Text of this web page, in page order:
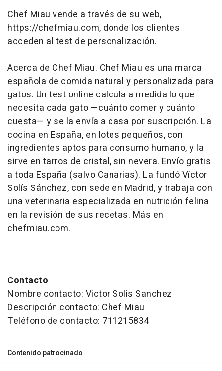
Chef Miau vende a través de su web,
https://chefmiau.com, donde los clientes
acceden al test de personalización.
Acerca de Chef Miau. Chef Miau es una marca
española de comida natural y personalizada para
gatos. Un test online calcula a medida lo que
necesita cada gato —cuánto comer y cuánto
cuesta— y se la envía a casa por suscripción. La
cocina en España, en lotes pequeños, con
ingredientes aptos para consumo humano, y la
sirve en tarros de cristal, sin nevera. Envío gratis
a toda España (salvo Canarias). La fundó Víctor
Solís Sánchez, con sede en Madrid, y trabaja con
una veterinaria especializada en nutrición felina
en la revisión de sus recetas. Más en
chefmiau.com.
Contacto
Nombre contacto: Victor Solis Sanchez
Descripción contacto: Chef Miau
Teléfono de contacto: 711215834
Contenido patrocinado